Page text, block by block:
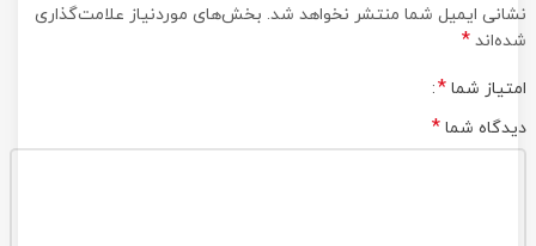
نشانی ایمیل شما منتشر نخواهد شد. بخش‌های موردنیاز علامت‌گذاری
شده‌اند *
امتیاز شما *
دیدگاه شما *